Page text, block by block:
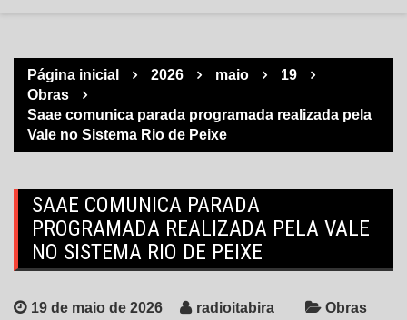
Página inicial 2026 maio
19
Obras
Saae comunica parada programada realizada pela
Vale no Sistema Rio de Peixe
SAAE COMUNICA PARADA
PROGRAMADA REALIZADA PELA VALE
NO SISTEMA RIO DE PEIXE
19 de maio de 2026 radioitabira Obras